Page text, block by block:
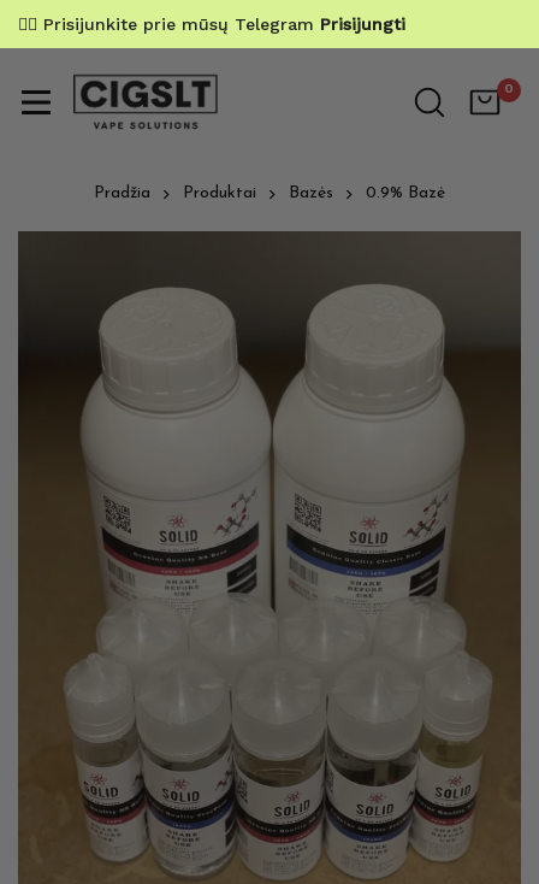
✌🏼 Prisijunkite prie mūsų Telegram Prisijungti
0
Pradžia Produktai Bazės 0.9% Bazė